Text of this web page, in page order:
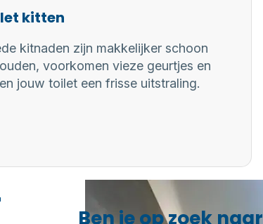
kitten
kitnaden zijn makkelijker schoon
voorkomen vieze geurtjes en
jouw toilet een frisse uitstraling.
Ben je op zoek naar